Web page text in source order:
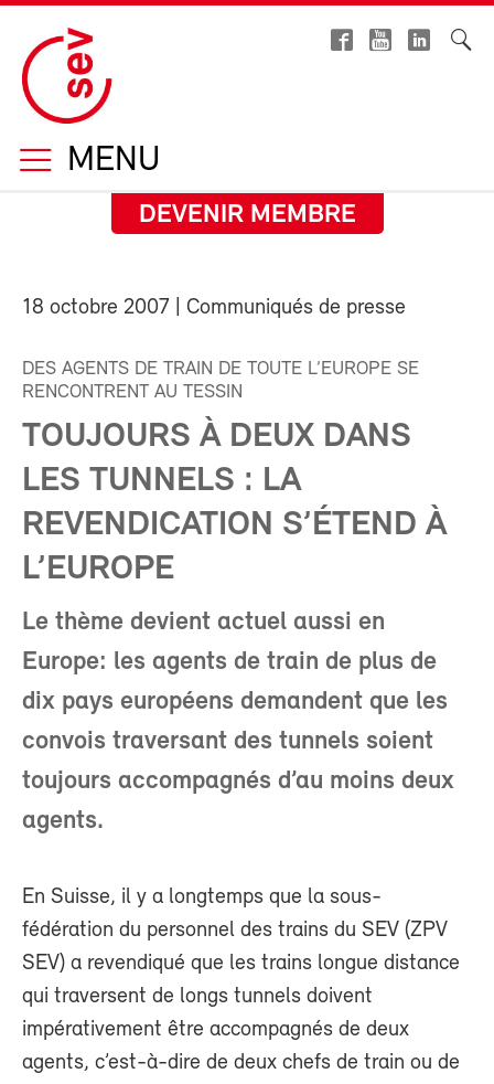
MENU
DEVENIR MEMBRE
18 octobre 2007 | Communiqués de presse
DES AGENTS DE TRAIN DE TOUTE L’EUROPE SE
RENCONTRENT AU TESSIN
TOUJOURS À DEUX DANS
LES TUNNELS : LA
REVENDICATION S’ÉTEND À
L’EUROPE
Le thème devient actuel aussi en
Europe: les agents de train de plus de
dix pays européens demandent que les
convois traversant des tunnels soient
toujours accompagnés d’au moins deux
agents.
En Suisse, il y a longtemps que la sous-
fédération du personnel des trains du SEV (ZPV
SEV) a revendiqué que les trains longue distance
qui traversent de longs tunnels doivent
impérativement être accompagnés de deux
agents, c’est-à-dire de deux chefs de train ou de